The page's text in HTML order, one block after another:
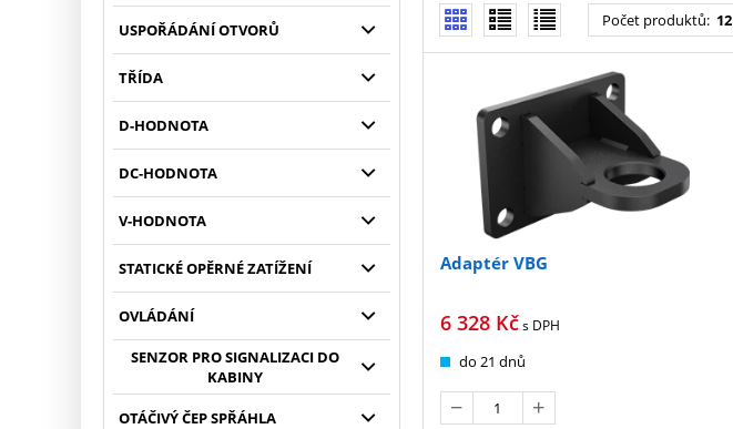
USPOŘÁDÁNÍ OTVORŮ
TŘÍDA
D-HODNOTA
DC-HODNOTA
V-HODNOTA
STATICKÉ OPĚRNÉ ZATÍŽENÍ
OVLÁDÁNÍ
SENZOR PRO SIGNALIZACI DO
KABINY
OTÁČIVÝ ČEP SPŘÁHLA
Počet produktů: 12
Adaptér VBG
6 328Kčs DPH
do 21 dnů